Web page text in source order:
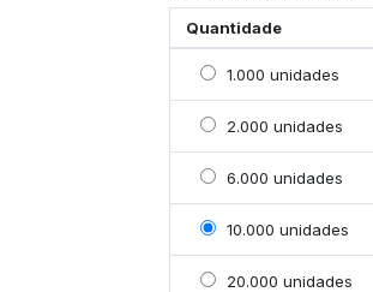
Quantidade
Selecionar 1000
1.000 unidades
Selecionar 2000
2.000 unidades
Selecionar 6000
6.000 unidades
Selecionar 10000
10.000 unidades
Selecionar 20000
20.000 unidades